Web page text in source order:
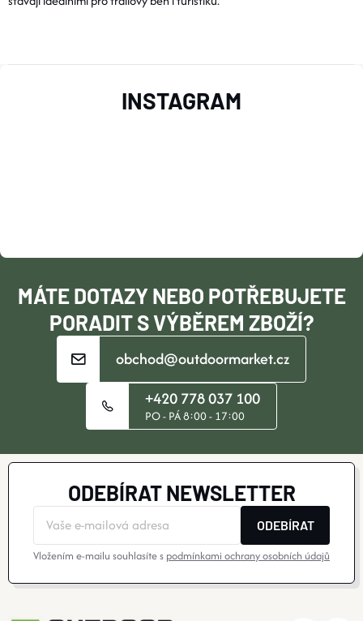
V
T
MÁTE DOTAZY NEBO POTŘEBUJETE
PORADIT S VÝBĚREM ZBOŽÍ?
obchod@outdoormarket.cz
+420 778 037 100
PO - PÁ 8:00 - 17:00
INSTAGRAM
ODEBÍRAT NEWSLETTER
ODEBÍRAT
Vložením e-mailu souhlasíte s podmínkami ochrany osobních údajů